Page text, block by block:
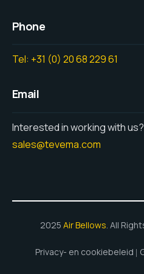
Phone
Tel: +31 (0) 20 68 229 61
Email
Interested in working with us?
sales@tevema.com
2025 Air Bellows . All
Privacy- en cookiebeleid